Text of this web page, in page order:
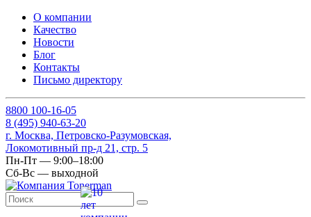
О компании
Качество
Новости
Блог
Контакты
Письмо директору
8800 100-16-05
8 (495) 940-63-20
г. Москва, Петровско-Разумовская,
Локомотивный пр-д 21, стр. 5
Пн-Пт — 9:00–18:00
Сб-Вс — выходной